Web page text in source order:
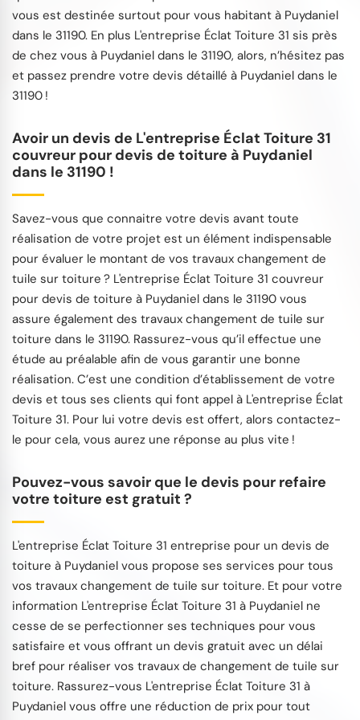
vous est destinée surtout pour vous habitant à Puydaniel
dans le 31190. En plus L'entreprise Éclat Toiture 31 sis près
de chez vous à Puydaniel dans le 31190, alors, n’hésitez pas
et passez prendre votre devis détaillé à Puydaniel dans le
31190 !
Avoir un devis de L'entreprise Éclat Toiture 31
couvreur pour devis de toiture à Puydaniel
dans le 31190 !
Savez-vous que connaitre votre devis avant toute
réalisation de votre projet est un élément indispensable
pour évaluer le montant de vos travaux changement de
tuile sur toiture ? L'entreprise Éclat Toiture 31 couvreur
pour devis de toiture à Puydaniel dans le 31190 vous
assure également des travaux changement de tuile sur
toiture dans le 31190. Rassurez-vous qu’il effectue une
étude au préalable afin de vous garantir une bonne
réalisation. C’est une condition d’établissement de votre
devis et tous ses clients qui font appel à L'entreprise Éclat
Toiture 31. Pour lui votre devis est offert, alors contactez-
le pour cela, vous aurez une réponse au plus vite !
Pouvez-vous savoir que le devis pour refaire
votre toiture est gratuit ?
L'entreprise Éclat Toiture 31 entreprise pour un devis de
toiture à Puydaniel vous propose ses services pour tous
vos travaux changement de tuile sur toiture. Et pour votre
information L'entreprise Éclat Toiture 31 à Puydaniel ne
cesse de se perfectionner ses techniques pour vous
satisfaire et vous offrant un devis gratuit avec un délai
bref pour réaliser vos travaux de changement de tuile sur
toiture. Rassurez-vous L'entreprise Éclat Toiture 31 à
Puydaniel vous offre une réduction de prix pour tout